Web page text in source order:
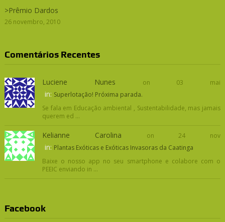
>Prêmio Dardos
26 novembro, 2010
Comentários Recentes
Luciene Nunes on 03 mai
in: Superlotação! Próxima parada.
Se fala em Educação ambiental , Sustentabilidade, mas jamais
querem ed ...
Kelianne Carolina on 24 nov
in: Plantas Exóticas e Exóticas Invasoras da Caatinga
Baixe o nosso app no seu smartphone e colabore com o
PEEIC enviando in ...
Facebook